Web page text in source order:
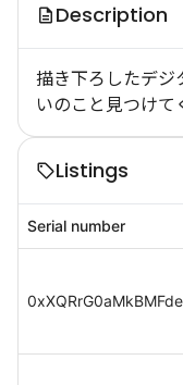
Description
描き下ろしたデ
いのこと見つけ
Listings
Serial number